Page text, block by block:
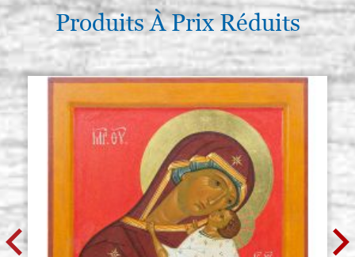
Produits À Prix Réduits